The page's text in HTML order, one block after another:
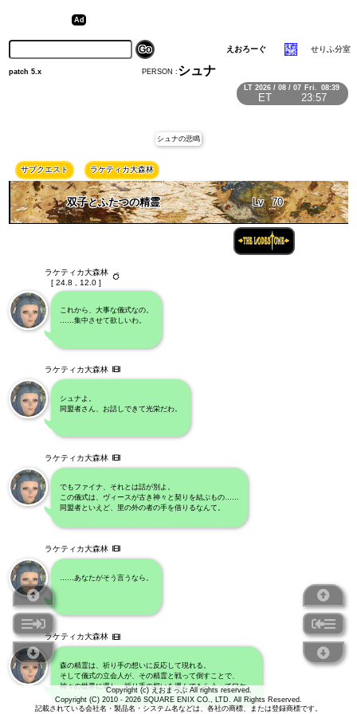
Copyright (c) えおまっぷ All rights reserved.
Copyright (C) 2010 - 2026 SQUARE ENIX CO., LTD. All Rights Reserved.
記載されている会社名・製品名・システム名などは、各社の商標、または登録商標です。
LT 2026 / 08 / 07 Fri. 08:39
ET 23:57
えおろーぐ せりふ分室
PERSON : シュナ
patch 5.x
シュナの悲鳴
サブクエスト ラケティカ大森林
双子とふたつの精霊 Lv 70
ラケティカ大森林
[ 24.8 , 12.0 ]
これから、大事な儀式なの。
……集中させて欲しいわ。
ラケティカ大森林
シュナよ。
同盟者さん、お話しできて光栄だわ。
ラケティカ大森林
でもファイナ、それとは話が別よ。
この儀式は、ヴィースが古き神々と契りを結ぶもの……
同盟者といえど、里の外の者の手を借りるなんて。
ラケティカ大森林
……あなたがそう言うなら。
ラケティカ大森林
森の精霊は、祈り手の想いに反応して現れる。
そして儀式の立会人が、その精霊と戦って倒すことで、
神々の世界に還し、祈り手の想いを運んでもらうってワケ。